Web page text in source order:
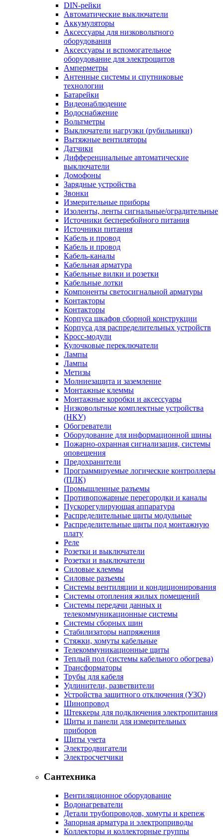
DIN-рейки
Автоматические выключатели
Аккумуляторы
Аксессуары для низковольтного
оборудования
Аксессуары и вспомогательное
оборудование для электрощитов
Амперметры
Антенные системы и спутниковые
технологии
Батарейки
Видеонаблюдение
Водоснабжение
Вольтметры
Выключатели нагрузки (рубильники)
Вытяжные вентиляторы
Датчики
Дифференциальные автоматические
выключатели
Домофоны
Зарядные устройства
Звонки
Измерительные приборы
Изоленты, ленты сигнальные/оградительные
Источники бесперебойного питания
Источники питания
Кабель и провод
Кабель и провод
Кабель-каналы
Кабельная арматура
Кабельные вилки и розетки
Кабельные лотки
Компоненты светосигнальной арматуры
Контакторы
Контакторы
Корпуса шкафов сборной конструкции
Корпуса для распределительных устройств
Кросс-модули
Кулочковые переключатели
Лампы
Лампы
Метизы
Молниезащита и заземление
Монтажные клеммы
Монтажные коробки и аксессуары
Низковольтные комплектные устройства
(НКУ)
Обогреватели
Оборудование для информационной шины
Пожарно-охранная сигнализация, системы
оповещения
Предохранители
Программируемые логические контроллеры
(ПЛК)
Промышленные разъемы
Противопожарные перегородки и каналы
Пускорегулирующая аппаратура
Распределительные щиты модульные
Распределительные щиты под монтажную
плату
Реле
Розетки и выключатели
Розетки и выключатели
Силовые клеммы
Силовые разъемы
Системы вентиляции и кондиционирования
Системы отопления жилых помещений
Системы передачи данных и
телекоммуникационные системы
Системы сборных шин
Стабилизаторы напряжения
Стяжки, хомуты кабельные
Телекоммуникационные щиты
Теплый пол (системы кабельного обогрева)
Трансформаторы
Трубы для кабеля
Удлинители, разветвители
Устройства защитного отключения (УЗО)
Шинопровод
Штеккеры для подключения электропитания
Щиты и панели для измерительных
приборов
Щиты учета
Электродвигатели
Электросчетчики
Сантехника
Вентиляционное оборудование
Водонагреватели
Детали трубопроводов, хомуты и крепеж
Запорная арматура и электроприводы
Коллекторы и коллекторные группы